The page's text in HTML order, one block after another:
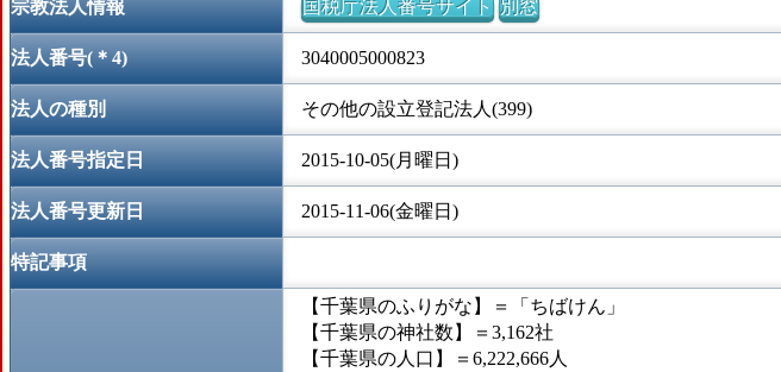
宗教法人情報 国税庁法人番号サイト 別窓
法人番号(＊4) 3040005000823
法人の種別 その他の設立登記法人(399)
法人番号指定日 2015-10-05(月曜日)
法人番号更新日 2015-11-06(金曜日)
特記事項
【千葉県のふりがな】＝「ちばけん」
【千葉県の神社数】＝3,162社
【千葉県の人口】＝6,222,666人